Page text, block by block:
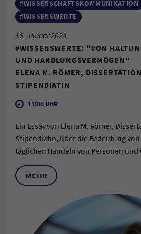
#WISSENSCHAFTSKOMMUNIKATION
#WISSENSWERTE
16. Januar 2024
#WISSENSWERTE: "VON
UND HANDLUNGSVERMÖGEN"
ELENA M. RÖMER,
STIPENDIATIN
11:00 UHR
Ein Essay von Elena M. Römer,
Stipendiatin, über die Bedeutung
täglichen Handeln von Personen und
MEHR